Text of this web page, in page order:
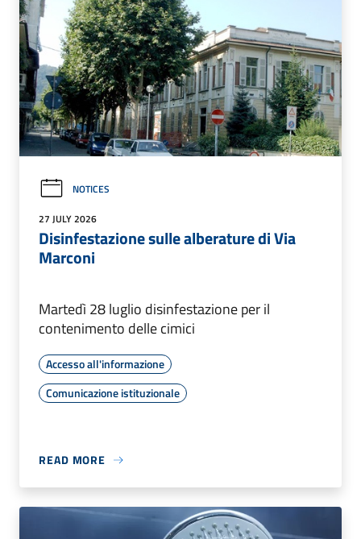
NOTICES
27 JULY 2026
Disinfestazione sulle alberature di Via
Marconi
Martedì 28 luglio disinfestazione per il
contenimento delle cimici
Accesso all'informazione
Comunicazione istituzionale
READ MORE